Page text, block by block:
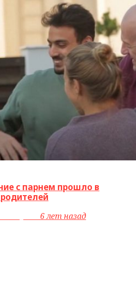
с парнем прошло в
6 лет назад